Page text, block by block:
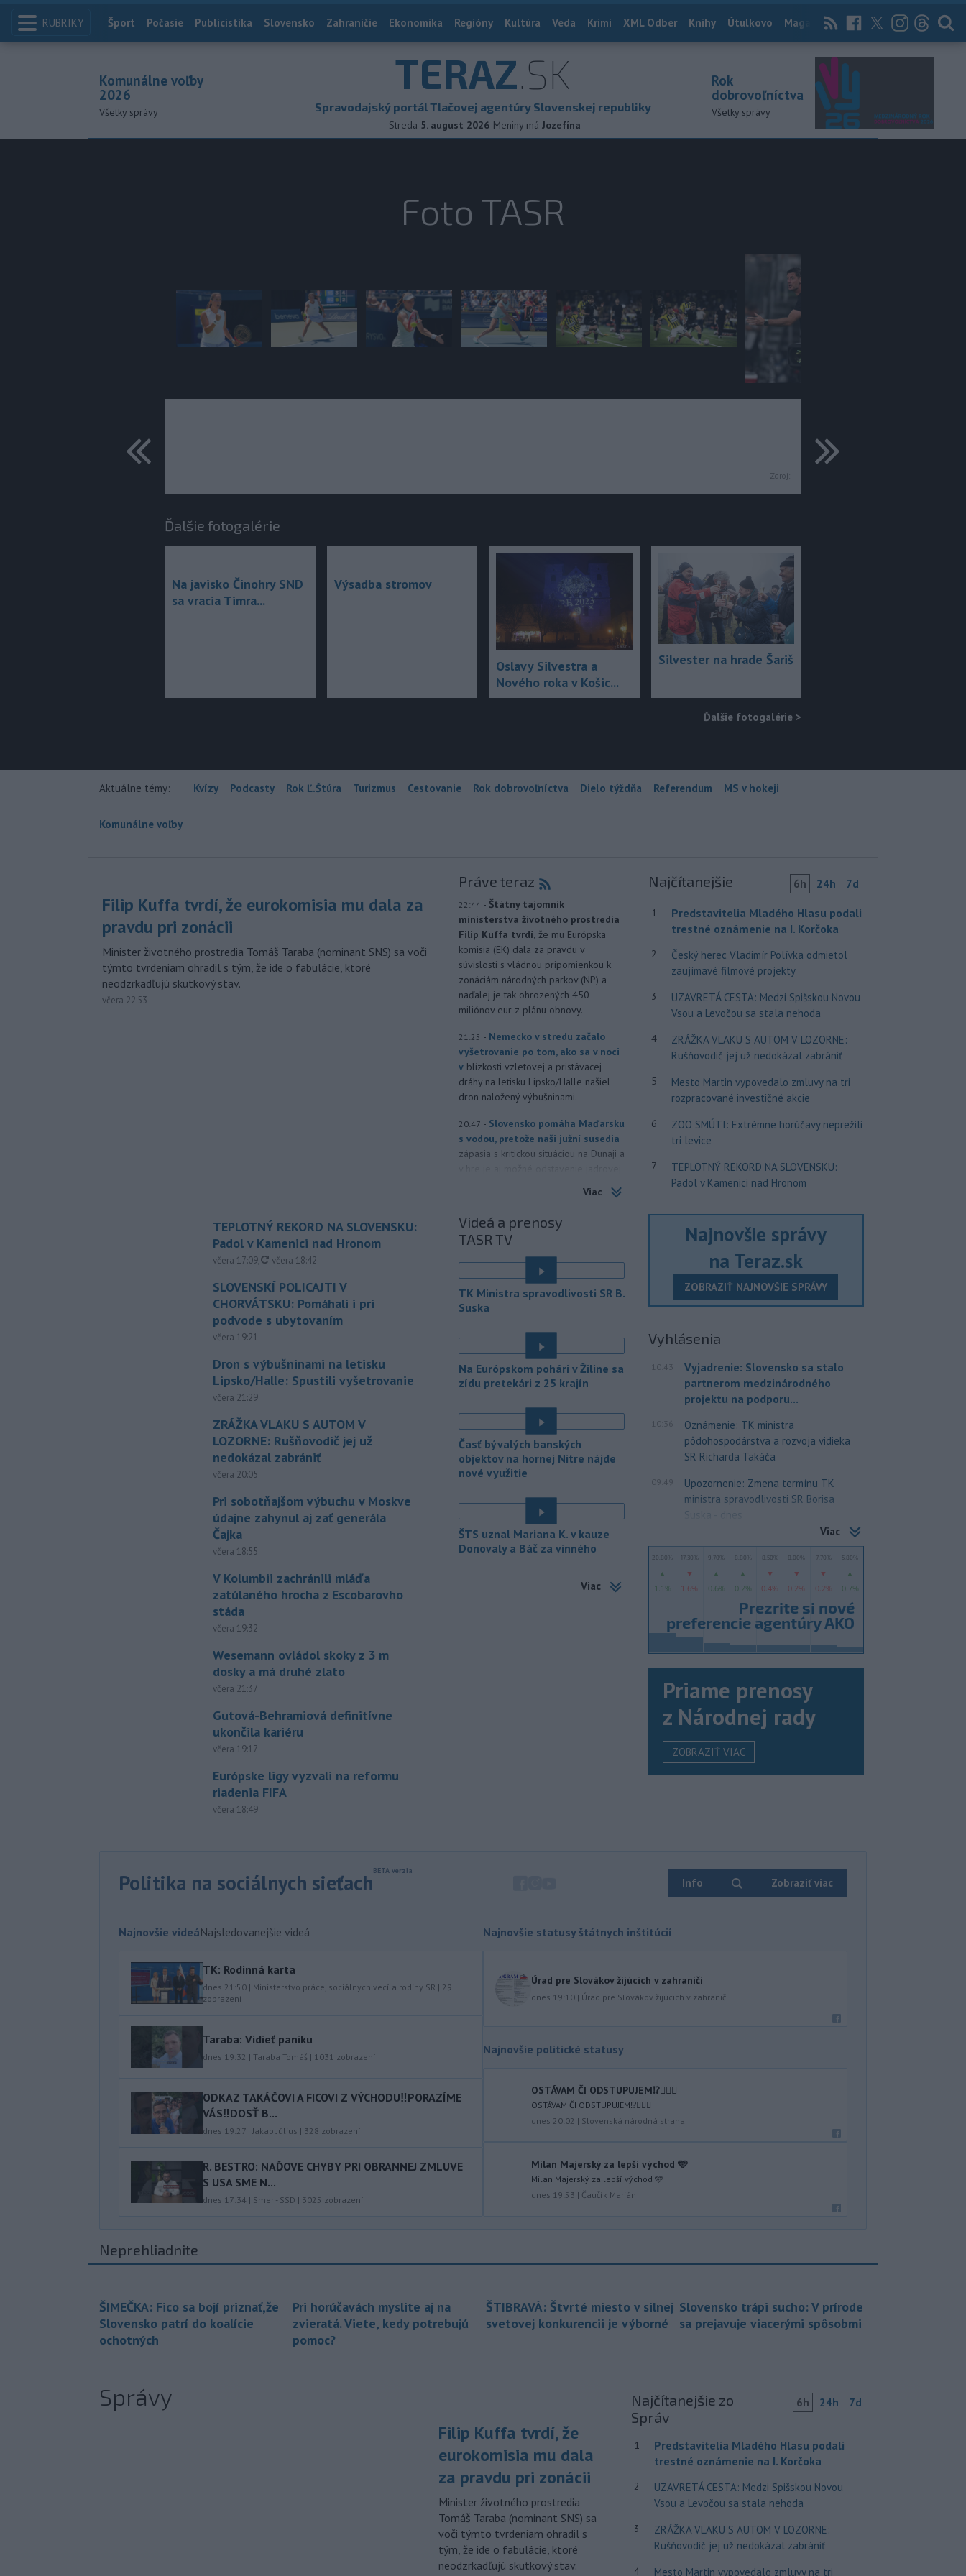
RUBRIKY Index
Šport Počasie Publicistika Slovensko Zahraničie Ekonomika Regióny Kultúra Veda Krimi XML Odber Knihy Útulkovo Magazín News Now Archív
TERAZ.SK
Spravodajský portál Tlačovej agentúry Slovenskej republiky
Streda 5. august 2026 Meniny má Jozefína
Komunálne voľby
2026
Všetky správy
Rok
dobrovoľníctva
Všetky správy
Foto TASR
Zdroj:
predchádzajúce ďalšie
Ďalšie fotogalérie
Na javisko Činohry SND
sa vracia Timra...
Výsadba stromov
Oslavy Silvestra a
Nového roka v Košic...
Silvester na hrade Šariš
Ďalšie fotogalérie >
Aktuálne témy: Kvízy Podcasty Rok Ľ.Štúra Turizmus Cestovanie Rok dobrovoľníctva Dielo týždňa Referendum MS v hokeji
Komunálne voľby
Filip Kuffa tvrdí, že eurokomisia mu dala za
pravdu pri zonácii
Minister životného prostredia Tomáš Taraba (nominant SNS) sa voči
týmto tvrdeniam ohradil s tým, že ide o fabulácie, ktoré
neodzrkadľujú skutkový stav.
včera 22:53
TEPLOTNÝ REKORD NA SLOVENSKU:
Padol v Kamenici nad Hronom
včera 17:09, aktualizované
včera 18:42
SLOVENSKÍ POLICAJTI V
CHORVÁTSKU: Pomáhali i pri
podvode s ubytovaním
včera 19:21
Dron s výbušninami na letisku
Lipsko/Halle: Spustili vyšetrovanie
včera 21:29
ZRÁŽKA VLAKU S AUTOM V
LOZORNE: Rušňovodič jej už
nedokázal zabrániť
včera 20:05
Pri sobotňajšom výbuchu v Moskve
údajne zahynul aj zať generála
Čajka
včera 18:55
V Kolumbii zachránili mláďa
zatúlaného hrocha z Escobarovho
stáda
včera 19:32
Wesemann ovládol skoky z 3 m
dosky a má druhé zlato
včera 21:37
Gutová-Behramiová definitívne
ukončila kariéru
včera 19:17
Európske ligy vyzvali na reformu
riadenia FIFA
včera 18:49
Práve teraz
22:44 - Štátny tajomník
ministerstva životného prostredia
Filip Kuffa tvrdí, že mu Európska
komisia (EK) dala za pravdu v
súvislosti s vládnou pripomienkou k
zonáciám národných parkov (NP) a
naďalej je tak ohrozených 450
miliónov eur z plánu obnovy.
21:25 - Nemecko v stredu začalo
vyšetrovanie po tom, ako sa v noci
v blízkosti vzletovej a pristávacej
dráhy na letisku Lipsko/Halle našiel
dron naložený výbušninami.
20:47 - Slovensko pomáha Maďarsku
s vodou, pretože naši južní susedia
zápasia s kritickou situáciou na Dunaji a
objavila ďalší podzemný tunel,
ktorý mal
slúžiť na nelegálne
prevádzanie migrantov z Bieloruska
na územie tohto členského štátu
20:08 - Ruská dezinformačná
kandidáta, bývalého
centristického premiéra Attala. Ako
informovala agentúra AFP, odhalil ju
vládny úrad Viginum a s „vysokou
dezinformačnej sieti s názvom
Matrioška.
20:02 - Na jednokoľajovom
železničnom priecestí v Lozorne
nákladného vlaku s osobným
motorovým vozidlom.
19:29 - Úrady v severovýchodnej
rieky ho našli rybári so známkami
Revolučné gardy (IRGC).
okresy na západnom a južnom
Slovensku a niektoré okresy v strede
výstrahy tretieho stupňa pred
Izraelská armáda v stredu
vykonala raziu v palestínskom
tábore Kalandijá
obávajú vysťahovania.
Na severnom výbežku
to v stredu uviedla na svojej webovej
17:19
Pri izraelskom útoku na juhu
strany hnutia Hizballáh.
17:08 - Meteorológovia zo
Slovenského
hydrometeorologického ústavu
(SHMÚ) v stredu zaznamenali nový
absolútny rekord teploty vzduchu. V
Kamenici nad Hronom v okrese Nové
Zámky dosiahla teplota v stredu
popoludní 41,4 stupňa Celzia.
Viac
Videá a prenosy
TASR TV
TK Ministra spravodlivosti SR B.
Suska
Na Európskom pohári v Žiline sa
zídu pretekári z 25 krajín
Časť bývalých banských
objektov na hornej Nitre nájde
nové využitie
ŠTS uznal Mariana K. v kauze
Donovaly a Báč za vinného
Viac
Najčítanejšie 6h 24h 7d
1
Predstavitelia Mladého Hlasu podali
trestné oznámenie na I. Korčoka
2
Český herec Vladimír Polívka odmietol
zaujímavé filmové projekty
3
UZAVRETÁ CESTA: Medzi Spišskou Novou
Vsou a Levočou sa stala nehoda
4
ZRÁŽKA VLAKU S AUTOM V LOZORNE:
Rušňovodič jej už nedokázal zabrániť
5
Mesto Martin vypovedalo zmluvy na tri
rozpracované investičné akcie
6
ZOO SMÚTI: Extrémne horúčavy neprežili
tri levice
7
TEPLOTNÝ REKORD NA SLOVENSKU:
Padol v Kamenici nad Hronom
Najnovšie správy
na Teraz.sk
ZOBRAZIŤ NAJNOVŠIE SPRÁVY
Vyhlásenia
10:43
Vyjadrenie: Slovensko sa stalo
partnerom medzinárodného
projektu na podporu...
10:36
Oznámenie: TK ministra
pôdohospodárstva a rozvoja vidieka
SR Richarda Takáča
09:49
Upozornenie: Zmena termínu TK
ministra spravodlivosti SR Borisa
Suska - dnes
Viac
Priame prenosy
z Národnej rady
ZOBRAZIŤ VIAC
Politika na sociálnych sieťach Info Zobraziť viac
Najnovšie videáNajsledovanejšie videá
TK: Rodinná karta
dnes 21:50 | Ministerstvo práce, sociálnych vecí a rodiny SR | 29
zobrazení
Taraba: Vidieť paniku
dnes 19:32 | Taraba Tomáš | 1031 zobrazení
ODKAZ TAKÁČOVI A FICOVI Z VÝCHODU‼️PORAZÍME
VÁS‼️DOSŤ B...
dnes 19:27 | Jakab Július | 328 zobrazení
R. BESTRO: NAĎOVE CHYBY PRI OBRANNEJ ZMLUVE
S USA SME N...
dnes 17:34 | Smer - SSD | 3025 zobrazení
Najnovšie statusy štátnych inštitúcií
Úrad pre Slovákov žijúcich v zahraničí
dnes 19:10 | Úrad pre Slovákov žijúcich v zahraničí
Najnovšie politické statusy
OSTÁVAM ČI ODSTUPUJEM⁉️🤷🏻‍♂️
OSTÁVAM ČI ODSTUPUJEM⁉️🤷🏻‍♂️
dnes 20:02 | Slovenská národná strana
Milan Majerský za lepší východ 🩵
Milan Majerský za lepší východ 🩵
dnes 19:53 | Čaučík Marián
Neprehliadnite
ŠIMEČKA: Fico sa bojí priznať,že
Slovensko patrí do koalície
ochotných
Pri horúčavách myslite aj na
zvieratá. Viete, kedy potrebujú
pomoc?
ŠTIBRAVÁ: Štvrté miesto v silnej
svetovej konkurencii je výborné
Slovensko trápi sucho: V prírode
sa prejavuje viacerými spôsobmi
Správy
Filip Kuffa tvrdí, že
eurokomisia mu dala
za pravdu pri zonácii
Minister životného prostredia
Tomáš Taraba (nominant SNS) sa
voči týmto tvrdeniam ohradil s
tým, že ide o fabulácie, ktoré
neodzrkadľujú skutkový stav.
Najčítanejšie zo
Správ
6h 24h 7d
1
Predstavitelia Mladého Hlasu podali
trestné oznámenie na I. Korčoka
2
UZAVRETÁ CESTA: Medzi Spišskou Novou
Vsou a Levočou sa stala nehoda
3
ZRÁŽKA VLAKU S AUTOM V LOZORNE:
Rušňovodič jej už nedokázal zabrániť
4 Mesto Martin vypovedalo zmluvy na tri